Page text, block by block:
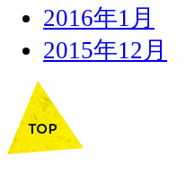
2016年1月
2015年12月